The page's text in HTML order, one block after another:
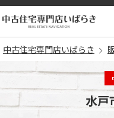
中古住宅専門店いばらき
水戸